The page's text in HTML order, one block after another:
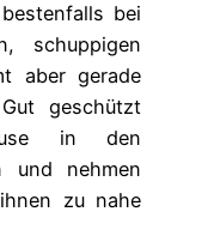
bei
schuppigen
aber gerade
geschützt
in den
und nehmen
zu nahe